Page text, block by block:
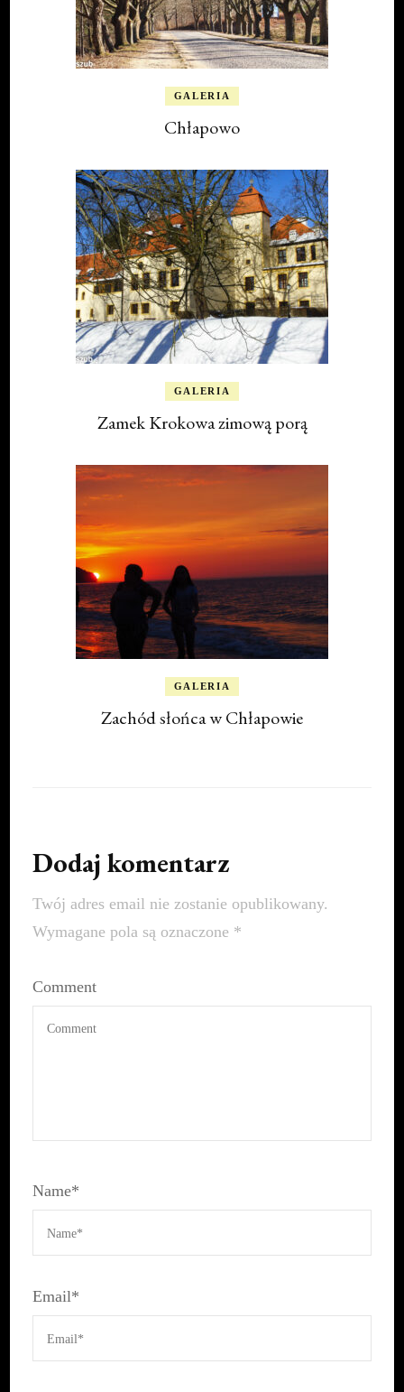
GALERIA
Chłapowo
GALERIA
Zamek Krokowa zimową porą
GALERIA
Zachód słońca w Chłapowie
Dodaj komentarz
Twój adres email nie zostanie opublikowany.
Wymagane pola są oznaczone *
Comment
Name*
Email*